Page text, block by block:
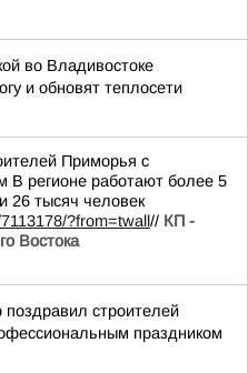
во Владивостоке
и обновят теплосети
Приморья с
В регионе работают более 5
26 тысяч человек
?from=twall// КП -
Востока
строителей
праздником